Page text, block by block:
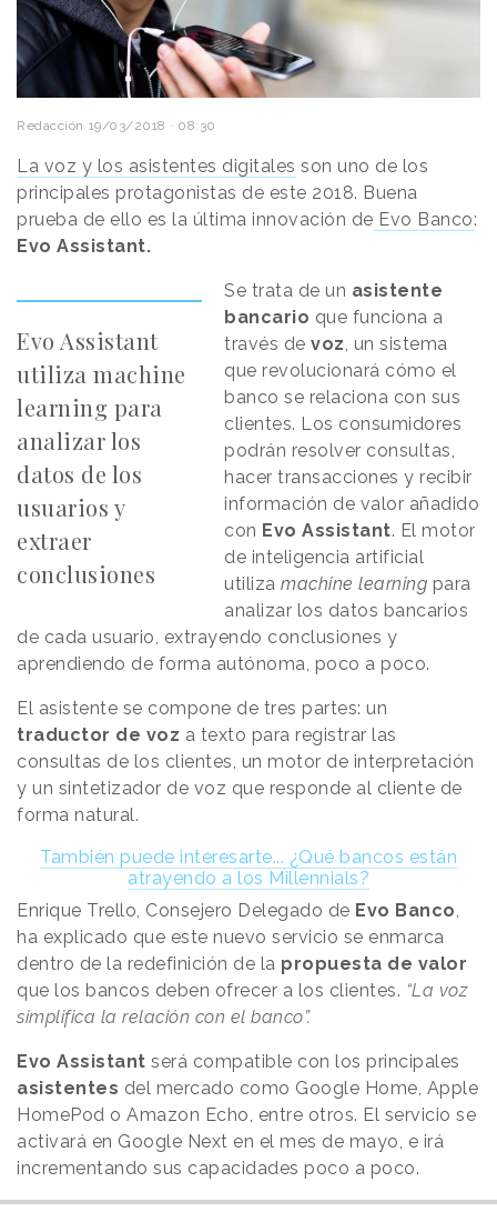
Redacción 19/03/2018 · 08:30
La voz y los asistentes digitales son uno de los
principales protagonistas de este 2018. Buena
prueba de ello es la última innovación de Evo Banco:
Evo Assistant.
Evo Assistant
utiliza machine
learning para
analizar los
datos de los
usuarios y
extraer
conclusiones
Se trata de un asistente
bancario que funciona a
través devoz, un sistema
que revolucionará cómo el
banco se relaciona con sus
clientes. Los consumidores
podrán resolver consultas,
hacer transacciones y recibir
información de valor añadido
con Evo Assistant. El motor
de inteligencia artificial
utilizamachine learning para
analizar los datos bancarios
de cada usuario, extrayendo conclusiones y
aprendiendo de forma autónoma, poco a poco.
El asistente se compone de tres partes: un
traductor de voz a texto para registrar las
consultas de los clientes, un motor de interpretación
y un sintetizador de voz que responde al cliente de
forma natural.
También puede interesarte... ¿Qué bancos están
atrayendo a los Millennials?
Enrique Trello, Consejero Delegado de Evo Banco,
ha explicado que este nuevo servicio se enmarca
dentro de la redefinición de la propuesta de valor
que los bancos deben ofrecer a los clientes. “La voz
simplifica la relación con el banco”.
Evo Assistant será compatible con los principales
asistentes del mercado como Google Home, Apple
HomePod o Amazon Echo, entre otros. El servicio se
activará en Google Next en el mes de mayo, e irá
incrementando sus capacidades poco a poco.